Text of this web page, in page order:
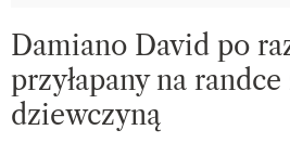
Damiano David po
przyłapany na
dziewczyną